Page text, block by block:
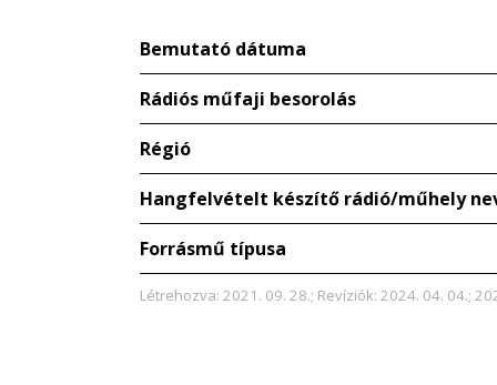
Bemutató dátuma
Rádiós műfaji besorolás
Régió
Hangfelvételt készítő rádió/műhely
Forrásmű típusa
Létrehozva: 2021. 09. 28.; Revíziók: 2024. 04. 04.;